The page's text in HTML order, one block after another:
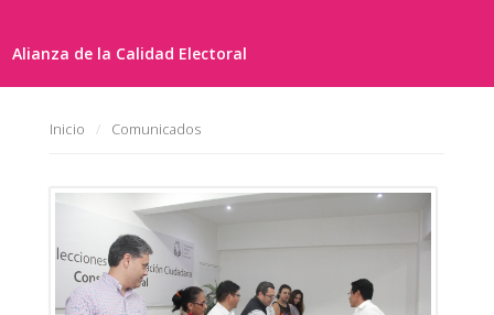
Alianza de la Calidad Electoral
Inicio Comunicados